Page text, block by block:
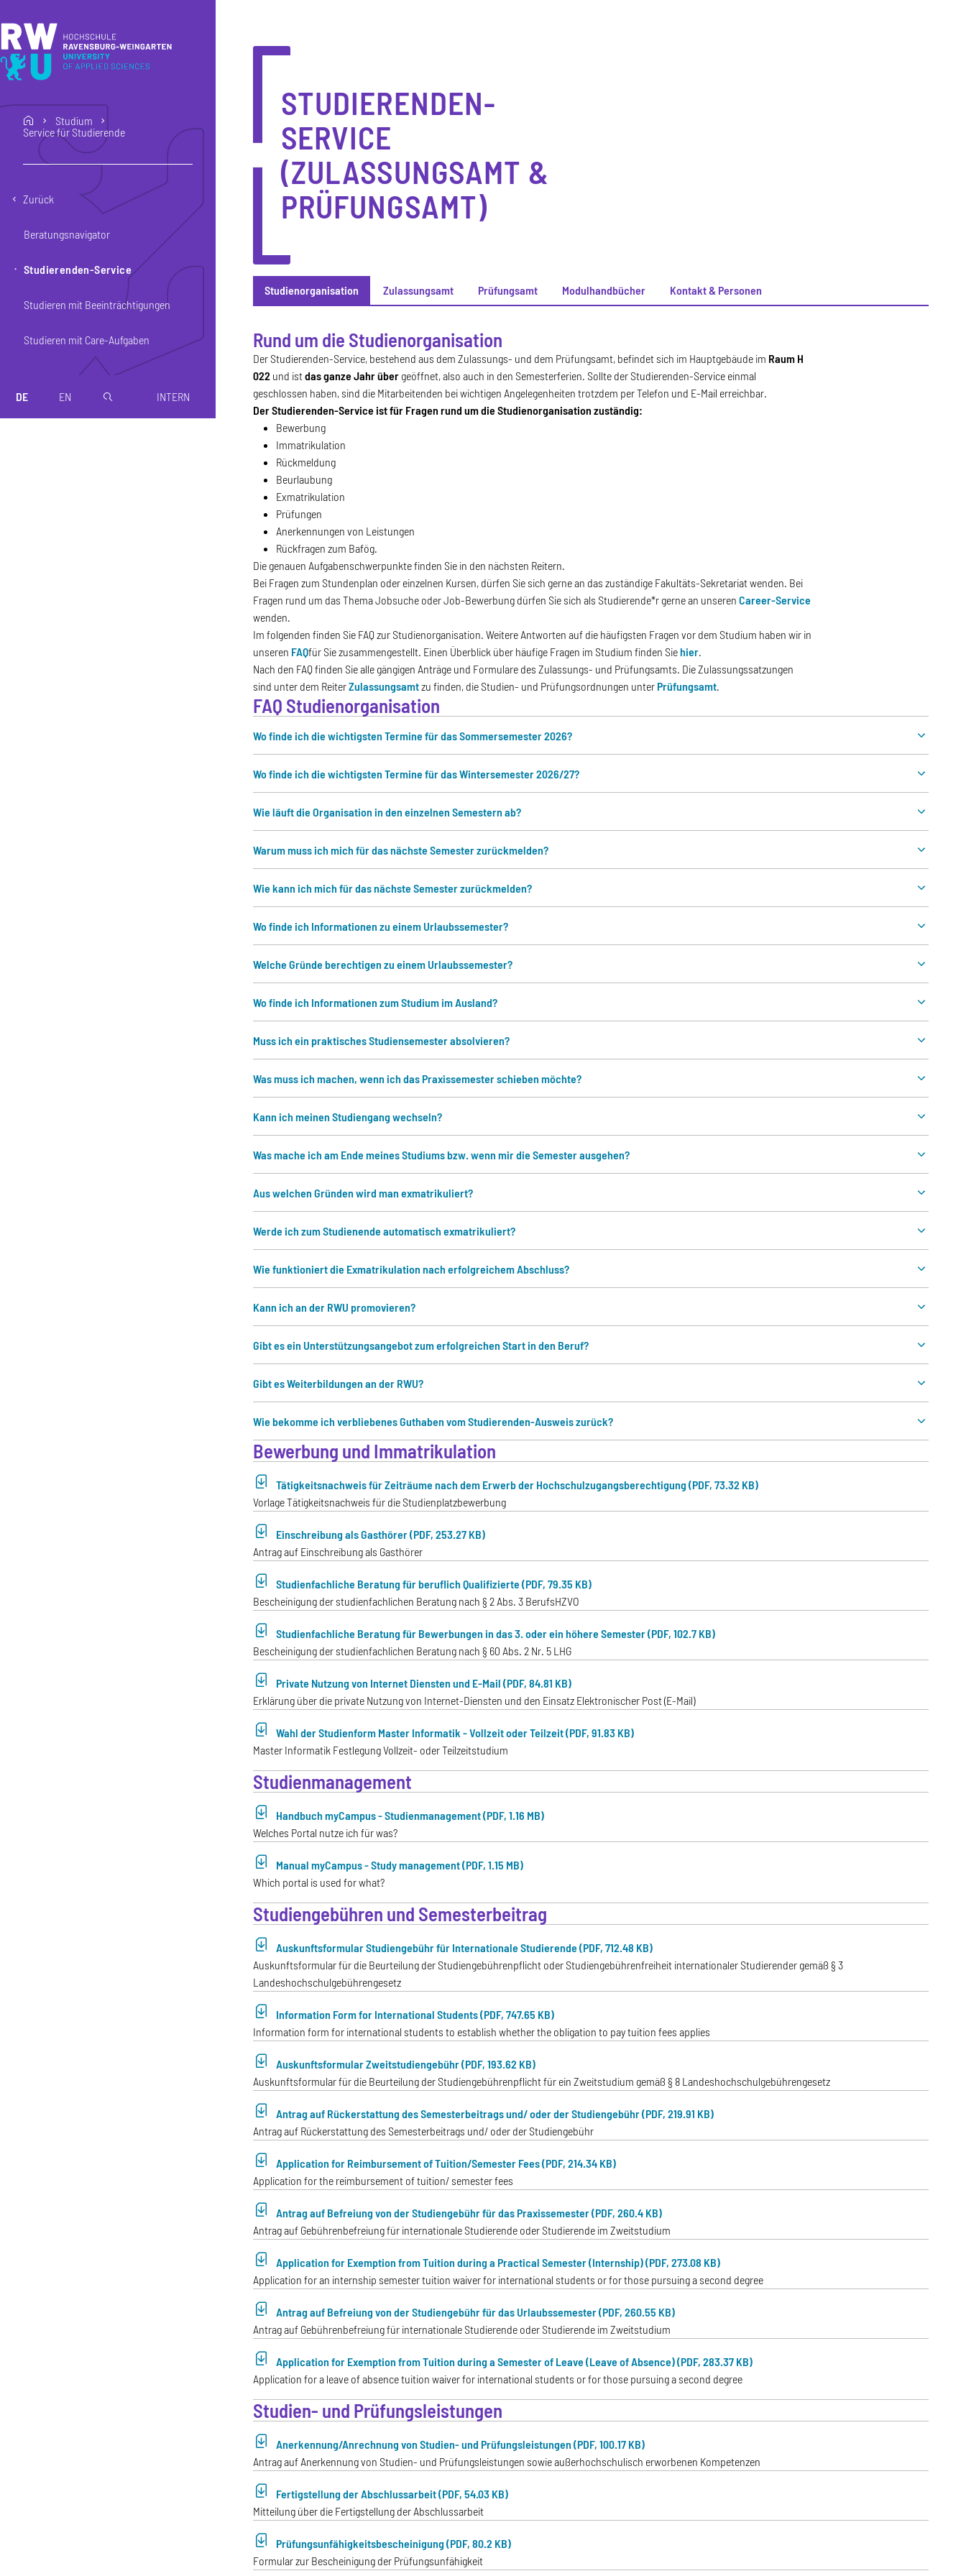
home
Studium
Service für Studierende
Zurück
Beratungsnavigator
Studierenden-Service
Studieren mit Beeinträchtigungen
Studieren mit Care-Aufgaben
DE EN magnifier INTERN
STUDIERENDEN-
SERVICE
(ZULASSUNGSAMT &
PRÜFUNGSAMT)
Studienorganisation Zulassungsamt Prüfungsamt Modulhandbücher Kontakt & Personen
Studienorganisation
Rund um die Studienorganisation
Der Studierenden-Service, bestehend aus dem Zulassungs- und dem Prüfungsamt, befindet sich im Hauptgebäude im Raum H
022 und istdasganze Jahr über geöffnet, also auch in den Semesterferien. Sollte der Studierenden-Service einmal
geschlossen haben, sind die Mitarbeitenden bei wichtigen Angelegenheiten trotzdem per Telefon und E-Mail erreichbar.
Der Studierenden-Service ist für Fragen rund um die Studienorganisation zuständig:
Bewerbung
Immatrikulation
Rückmeldung
Beurlaubung
Exmatrikulation
Prüfungen
Anerkennungen von Leistungen
Rückfragen zum Bafög.
Die genauen Aufgabenschwerpunkte finden Sie in den nächsten Reitern.
Bei Fragen zum Stundenplan oder einzelnen Kursen, dürfen Sie sich gerne an das zuständige Fakultäts-Sekretariat wenden. Bei
Fragen rund um das Thema Jobsuche oder Job-Bewerbung dürfen Sie sich als Studierende*r gerne an unserenCareer-Service
wenden.
Im folgenden finden Sie FAQ zur Studienorganisation. Weitere Antworten auf die häufigsten Fragen vor dem Studium haben wir in
unseren FAQfür Sie zusammengestellt. Einen Überblick über häufige Fragen im Studium finden Siehier.
Nach den FAQ finden Sie alle gängigen Anträge und Formulare des Zulassungs- und Prüfungsamts. Die Zulassungssatzungen
sind unter dem ReiterZulassungsamtzu finden, die Studien- und Prüfungsordnungen unter Prüfungsamt.
FAQ Studienorganisation
Wo finde ich die wichtigsten Termine für das Sommersemester 2026?
Wo finde ich die wichtigsten Termine für das Wintersemester 2026/27?
Wie läuft die Organisation in den einzelnen Semestern ab?
Warum muss ich mich für das nächste Semester zurückmelden?
Wie kann ich mich für das nächste Semester zurückmelden?
Wo finde ich Informationen zu einem Urlaubssemester?
Welche Gründe berechtigen zu einem Urlaubssemester?
Wo finde ich Informationen zum Studium im Ausland?
Muss ich ein praktisches Studiensemester absolvieren?
Was muss ich machen, wenn ich das Praxissemester schieben möchte?
Kann ich meinen Studiengang wechseln?
Was mache ich am Ende meines Studiums bzw. wenn mir die Semester ausgehen?
Aus welchen Gründen wird man exmatrikuliert?
Werde ich zum Studienende automatisch exmatrikuliert?
Wie funktioniert die Exmatrikulation nach erfolgreichem Abschluss?
Kann ich an der RWU promovieren?
Gibt es ein Unterstützungsangebot zum erfolgreichen Start in den Beruf?
Gibt es Weiterbildungen an der RWU?
Wie bekomme ich verbliebenes Guthaben vom Studierenden-Ausweis zurück?
Bewerbung und Immatrikulation
Tätigkeitsnachweis für Zeiträume nach dem Erwerb der Hochschulzugangsberechtigung (PDF, 73.32 KB)
Vorlage Tätigkeitsnachweis für die Studienplatzbewerbung
Einschreibung als Gasthörer (PDF, 253.27 KB)
Antrag auf Einschreibung als Gasthörer
Studienfachliche Beratung für beruflich Qualifizierte (PDF, 79.35 KB)
Bescheinigung der studienfachlichen Beratung nach § 2 Abs. 3 BerufsHZVO
Studienfachliche Beratung für Bewerbungen in das 3. oder ein höhere Semester (PDF, 102.7 KB)
Bescheinigung der studienfachlichen Beratung nach § 60 Abs. 2 Nr. 5 LHG
Private Nutzung von Internet Diensten und E-Mail (PDF, 84.81 KB)
Erklärung über die private Nutzung von Internet-Diensten und den Einsatz Elektronischer Post (E-Mail)
Wahl der Studienform Master Informatik - Vollzeit oder Teilzeit (PDF, 91.83 KB)
Master Informatik Festlegung Vollzeit- oder Teilzeitstudium
Studienmanagement
Handbuch myCampus - Studienmanagement (PDF, 1.16 MB)
Welches Portal nutze ich für was?
Manual myCampus - Study management (PDF, 1.15 MB)
Which portal is used for what?
Studiengebühren und Semesterbeitrag
Auskunftsformular Studiengebühr für Internationale Studierende (PDF, 712.48 KB)
Auskunftsformular für die Beurteilung der Studiengebührenpflicht oder Studiengebührenfreiheit internationaler Studierender gemäß § 3
Landeshochschulgebührengesetz
Information Form for International Students (PDF, 747.65 KB)
Information form for international students to establish whether the obligation to pay tuition fees applies
Auskunftsformular Zweitstudiengebühr (PDF, 193.62 KB)
Auskunftsformular für die Beurteilung der Studiengebührenpflicht für ein Zweitstudium gemäß § 8 Landeshochschulgebührengesetz
Antrag auf Rückerstattung des Semesterbeitrags und/ oder der Studiengebühr (PDF, 219.91 KB)
Antrag auf Rückerstattung des Semesterbeitrags und/ oder der Studiengebühr
Application for Reimbursement of Tuition/Semester Fees (PDF, 214.34 KB)
Application for the reimbursement of tuition/ semester fees
Antrag auf Befreiung von der Studiengebühr für das Praxissemester (PDF, 260.4 KB)
Antrag auf Gebührenbefreiung für internationale Studierende oder Studierende im Zweitstudium
Application for Exemption from Tuition during a Practical Semester (Internship) (PDF, 273.08 KB)
Application for an internship semester tuition waiver for international students or for those pursuing a second degree
Antrag auf Befreiung von der Studiengebühr für das Urlaubssemester (PDF, 260.55 KB)
Antrag auf Gebührenbefreiung für internationale Studierende oder Studierende im Zweitstudium
Application for Exemption from Tuition during a Semester of Leave (Leave of Absence) (PDF, 283.37 KB)
Application for a leave of absence tuition waiver for international students or for those pursuing a second degree
Studien- und Prüfungsleistungen
Anerkennung/Anrechnung von Studien- und Prüfungsleistungen (PDF, 100.17 KB)
Antrag auf Anerkennung von Studien- und Prüfungsleistungen sowie außerhochschulisch erworbenen Kompetenzen
Fertigstellung der Abschlussarbeit (PDF, 54.03 KB)
Mitteilung über die Fertigstellung der Abschlussarbeit
Prüfungsunfähigkeitsbescheinigung (PDF, 80.2 KB)
Formular zur Bescheinigung der Prüfungsunfähigkeit